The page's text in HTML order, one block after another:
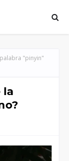
"pinyin"
la